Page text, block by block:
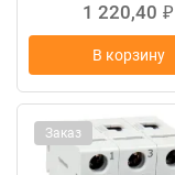
1 220,40 ₽
В корзину
Заказ